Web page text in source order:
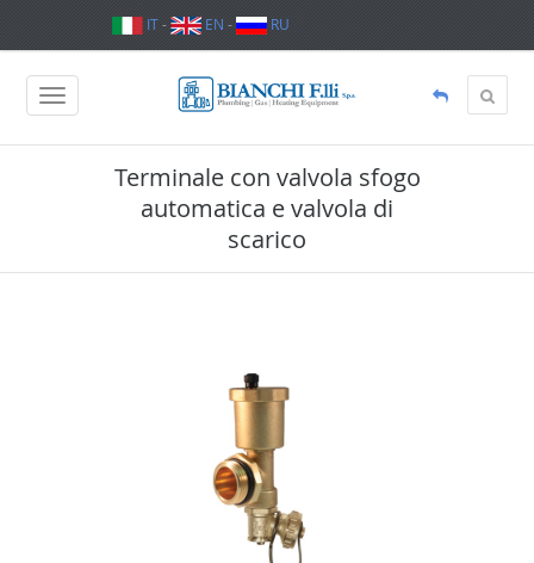
IT- EN - RU
Terminale con valvola sfogo
automatica e valvola di
scarico